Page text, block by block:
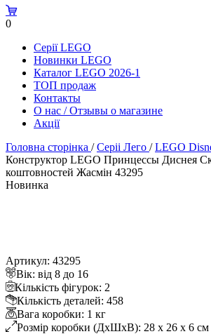
0
Серії LEGO
Новинки LEGO
Каталог LEGO 2026-1
TOП продаж
Контакты
О нас / Отзывы о магазине
Акції
Головна сторінка /Серіі Лего /LEGO
Конструктор LEGO Принцессы Диснея
коштовностей Жасмін 43295
Новинка
Артикул: 43295
ік: від 8 до 16
Кількість фігурок: 2
Кількість деталей: 458
ага коробки: 1 к
Розмір коробки (ДхШхВ): 28 x 26 x 6 см